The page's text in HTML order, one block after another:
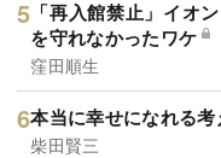
「再入館禁止」イオ
を守れなかったワケ
窪田順生
本当に幸せになれる考
柴田賢三